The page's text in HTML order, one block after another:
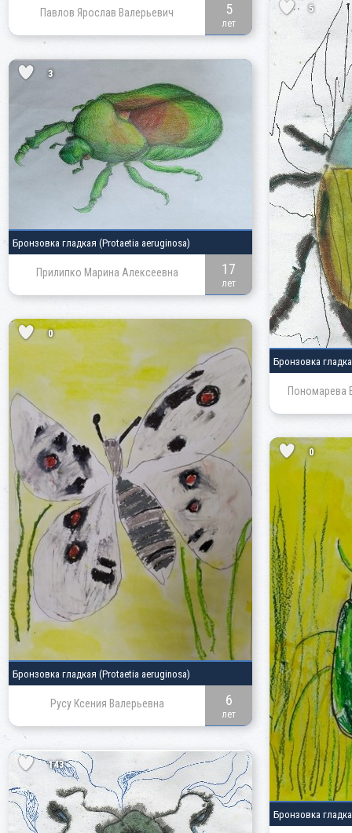
Павлов Ярослав Валерьевич 5
лет
5
Бронзовка
Пономарева
3
Бронзовка гладкая (Protaetia aeruginosa)
Прилипко Марина Алексеевна 17
лет
0
Бронзовка гладкая (Protaetia aeruginosa)
Русу Ксения Валерьевна 6
лет
0
Бронзовка
143